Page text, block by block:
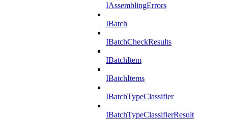
IAssemblingErrors
IBatch
IBatchCheckResults
IBatchItem
IBatchItems
IBatchTypeClassifier
IBatchTypeClassifierResult